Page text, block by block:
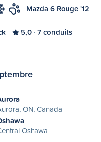
Mazda 6 Rouge '12
5,0 7 conduits
ON, Canada
Oshawa